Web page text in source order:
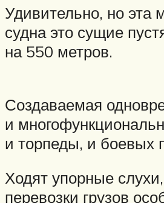
Удивительно, но эта
судна это сущие
на 550 метров.
Создаваемая
и
и торпеды, и боевых
Ходят упорные
перевозки грузов